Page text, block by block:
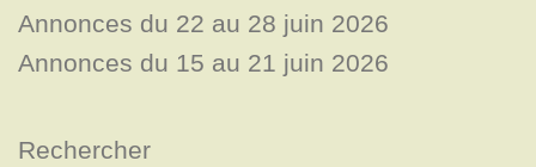
Annonces du 22 au 28 juin 2026
Annonces du 15 au 21 juin 2026
Rechercher